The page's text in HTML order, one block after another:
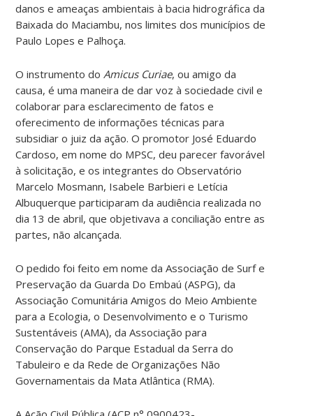
danos e ameaças ambientais à bacia hidrográfica da
Baixada do Maciambu, nos limites dos municípios de
Paulo Lopes e Palhoça.
O instrumento do Amicus Curiae, ou amigo da
causa, é uma maneira de dar voz à sociedade civil e
colaborar para esclarecimento de fatos e
oferecimento de informações técnicas para
subsidiar o juiz da ação. O promotor José Eduardo
Cardoso, em nome do MPSC, deu parecer favorável
à solicitação, e os integrantes do Observatório
Marcelo Mosmann, Isabele Barbieri e Letícia
Albuquerque participaram da audiência realizada no
dia 13 de abril, que objetivava a conciliação entre as
partes, não alcançada.
O pedido foi feito em nome da Associação de Surf e
Preservação da Guarda Do Embaú (ASPG), da
Associação Comunitária Amigos do Meio Ambiente
para a Ecologia, o Desenvolvimento e o Turismo
Sustentáveis (AMA), da Associação para
Conservação do Parque Estadual da Serra do
Tabuleiro e da Rede de Organizações Não
Governamentais da Mata Atlântica (RMA).